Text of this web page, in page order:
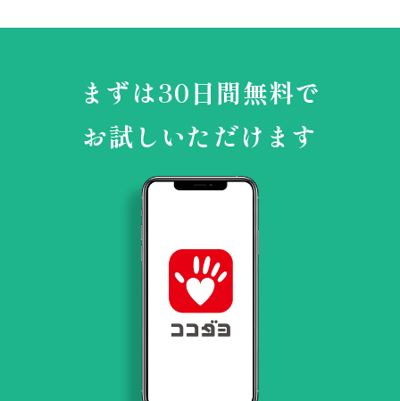
まずは30日間無料で
お試しいただけます